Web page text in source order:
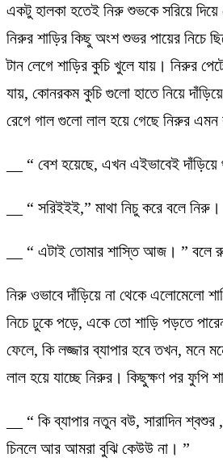
একটু হালকা হতেই নিরু শুভকে সরিয়ে
নিরুর শাড়ির কিছু অংশ শুভর পায়ের নিচে
টান লেগে শাড়ির কুচি খুলে যায়। নিরুর
যায়, কোনরকম কুচি গুলো হাতে নিয়ে
রেগে গাল গুলো লাল হয়ে গেছে নিরুর
__ “ বেশ হয়েছে, এখন এইভাবেই
__ “ সরিইইই,” মাথা নিচু করে বলে নিরু।
__ “ এটাই তোমার শাস্তি আজ। ” বলে
নিরু ওভাবে দাঁড়িয়ে না থেকে এলোমেলো
নিচে ঢুকে পড়ে, একে তো শাড়ি পড়তে
ফেলে, কি লজ্জার ব্যাপার হবে তখন, মনে
লাল হয়ে যাচ্ছে নিরুর। কিছুক্ষণ পর ফুপি
__ “ কি ব্যাপার নতুন বউ, সারাদিন
চিনলে আর আমরা বুঝি কেউউ না। ”